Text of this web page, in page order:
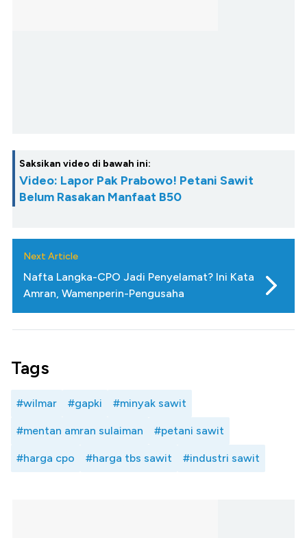
Saksikan video di bawah ini:
Video: Lapor Pak Prabowo! Petani Sawit
Belum Rasakan Manfaat B50
Next Article
Nafta Langka-CPO Jadi Penyelamat? Ini Kata
Amran, Wamenperin-Pengusaha
Tags
#wilmar #gapki #minyak sawit
#mentan amran sulaiman #petani sawit
#harga cpo #harga tbs sawit #industri sawit